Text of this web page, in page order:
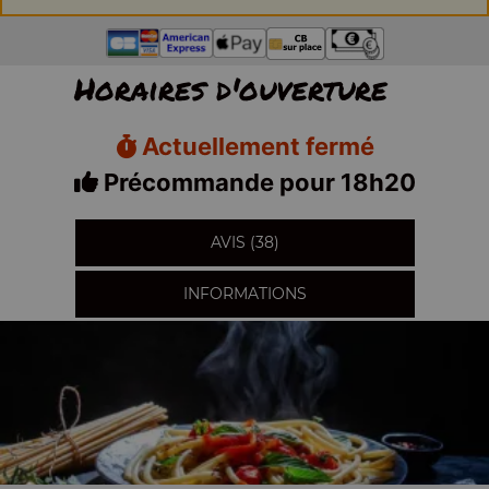
Horaires d'ouverture
Actuellement fermé
Précommande pour 18h20
AVIS (38)
INFORMATIONS